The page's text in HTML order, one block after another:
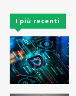
I più recenti